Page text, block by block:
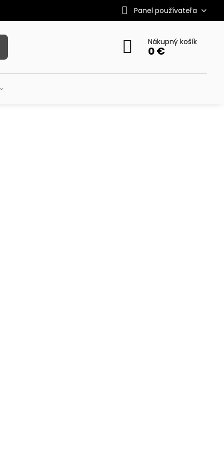
Panel používateľa
Nákupný košík
0 €